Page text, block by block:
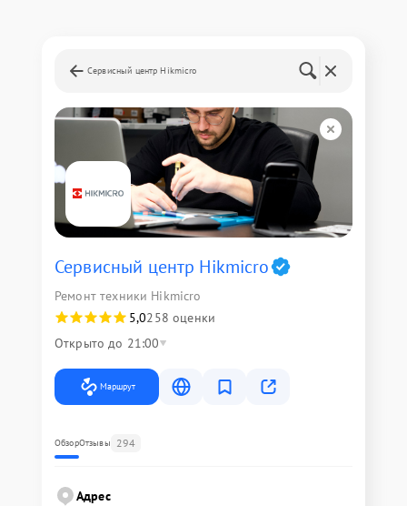
Сервисный центр Hikmicro
Сервисный центр Hikmicro
Ремонт техники Hikmicro
5,0258 оценки
Открыто до 21:00
Маршрут
ОбзорОтзывы 294
Адрес